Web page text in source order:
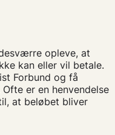
opleve, at
kan eller vil betale.
Forbund og få
er en henvendelse
at beløbet bliver